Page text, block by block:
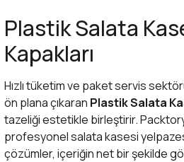
Plastik Salata
Kapakları
Hızlı tüketim ve paket servis
ön plana çıkaran Plastik Salata
tazeliği estetikle birleştirir.
profesyonelsalata kasesi
çözümler, içeriğin net bir şekilde